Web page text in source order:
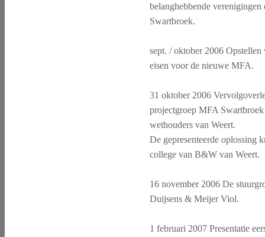
belanghebbende verenigingen
Swartbroek.
sept. / oktober 2006
eisen voor de nieuwe MFA.
31 oktober 2006
projectgroep MFA
wethouders van Weert.
De gepresenteerde oplossing
college van B&W van Weert.
16 november 2006 De
Duijsens & Meijer Viol.
1 februari 2007 Presentatie